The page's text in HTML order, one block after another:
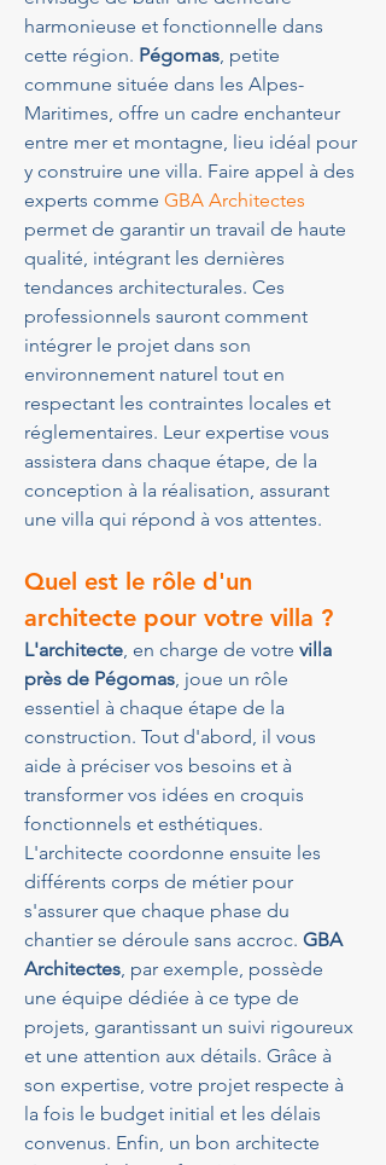
harmonieuse et fonctionnelle dans
cette région. Pégomas, petite
commune située dans les Alpes-
Maritimes, offre un cadre enchanteur
entre mer et montagne, lieu idéal pour
y construire une villa. Faire appel à des
experts comme GBA Architectes
permet de garantir un travail de haute
qualité, intégrant les dernières
tendances architecturales. Ces
professionnels sauront comment
intégrer le projet dans son
environnement naturel tout en
respectant les contraintes locales et
réglementaires. Leur expertise vous
assistera dans chaque étape, de la
conception à la réalisation, assurant
une villa qui répond à vos attentes.
Quel est le rôle d'un
architecte pour votre villa ?
L'architecte, en charge de votre villa
près de Pégomas, joue un rôle
essentiel à chaque étape de la
construction. Tout d'abord, il vous
aide à préciser vos besoins et à
transformer vos idées en croquis
fonctionnels et esthétiques.
L'architecte coordonne ensuite les
différents corps de métier pour
s'assurer que chaque phase du
chantier se déroule sans accroc. GBA
Architectes, par exemple, possède
une équipe dédiée à ce type de
projets, garantissant un suivi rigoureux
et une attention aux détails. Grâce à
son expertise, votre projet respecte à
la fois le budget initial et les délais
convenus. Enfin, un bon architecte